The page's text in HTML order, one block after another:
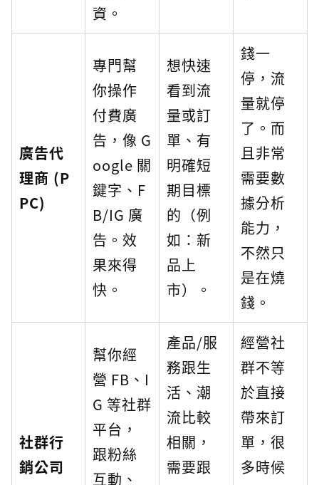
資。
廣告代
理商 (P
PC)
專門幫
你操作
付費廣
告，像 G
oogle 關
鍵字、F
B/IG 廣
告。效
果來得
快。
想快速
看到流
量或訂
單、有
明確短
期目標
的（例
如：新
品上
市）。
錢一
停，流
量就停
了。而
且非常
需要數
據分析
能力，
不然只
是在燒
錢。
社群行
銷公司
幫你經
營 FB、I
G 等社群
平台，
跟粉絲
互動、
產品/服
務跟生
活、潮
流比較
相關，
需要跟
經營社
群不等
於直接
帶來訂
單，很
多時候